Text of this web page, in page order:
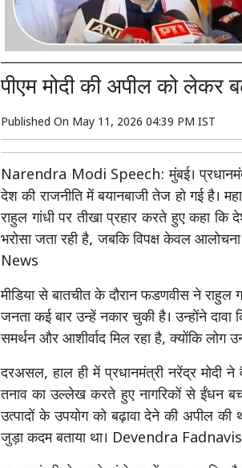
पीएम मोदी की अपील को लेकर
Published On May 11, 2026 04:39 PM IST
Narendra Modi Speech: मुंबई।
देश की राजनीति में बयानबाजी तेज हो गई है।
राहुल गांधी पर तीखा प्रहार करते हुए कहा कि
भरोसा जता रही है, जबकि विपक्ष केवल
News
मीडिया से बातचीत के दौरान फडणवीस ने राहुल
जनता कई बार उन्हें नकार चुकी है। उन्होंने दावा
समर्थन और आशीर्वाद मिल रहा है, क्योंकि लोग
दरअसल, हाल ही में प्रधानमंत्री नरेंद्र मोदी
तनाव का उल्लेख करते हुए नागरिकों से ईंधन
उत्पादों के उपयोग को बढ़ावा देने की अपील
जुड़ा कदम बताया था। Devendra